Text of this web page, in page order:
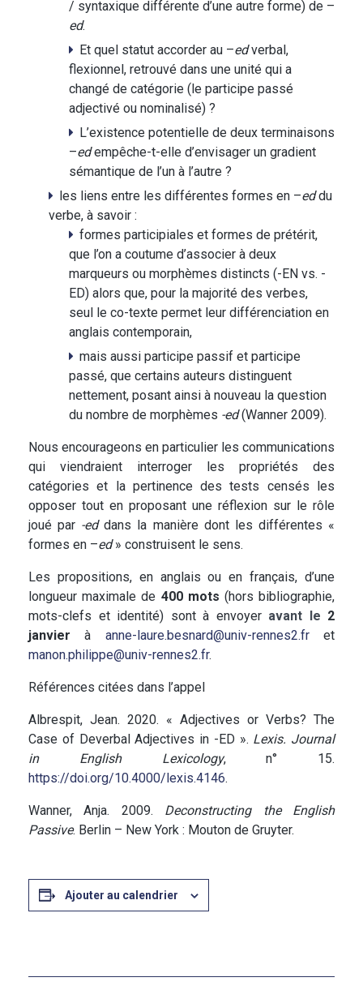
/ syntaxique différente d’une autre forme) de –
ed.
Et quel statut accorder au –edverbal,
flexionnel, retrouvé dans une unité qui a
changé de catégorie (le participe passé
adjectivé ou nominalisé) ?
L’existence potentielle de deux terminaisons
–edempêche-t-elle d’envisager un gradient
sémantique de l’un à l’autre ?
les liens entre les différentes formes en –eddu
verbe, à savoir :
formes participiales et formes de prétérit,
que l’on a coutume d’associer à deux
marqueurs ou morphèmes distincts (-EN vs. -
ED) alors que, pour la majorité des verbes,
seul le co-texte permet leur différenciation en
anglais contemporain,
mais aussi participe passif et participe
passé, que certains auteurs distinguent
nettement, posant ainsi à nouveau la question
du nombre de morphèmes -ed(Wanner 2009).
Nous encourageons en particulier les communications
qui viendraient interroger les propriétés des
catégories et la pertinence des tests censés les
opposer tout en proposant une réflexion sur le rôle
joué par -eddans la manière dont les différentes «
formes en –ed» construisent le sens.
Les propositions, en anglais ou en français, d’une
longueur maximale de 400 mots (hors bibliographie,
mots-clefs et identité) sont à envoyer avant le 2
janvier à anne-laure.besnard@univ-rennes2.fret
manon.philippe@univ-rennes2.fr.
Références citées dans l’appel
Albrespit, Jean. 2020. « Adjectives or Verbs? The
Case of Deverbal Adjectives in -ED ». Lexis. Journal
in English Lexicology, n° 15.
https://doi.org/10.4000/lexis.4146.
Wanner, Anja. 2009. Deconstructing the English
Passive. Berlin – New York : Mouton de Gruyter.
Ajouter au calendrier